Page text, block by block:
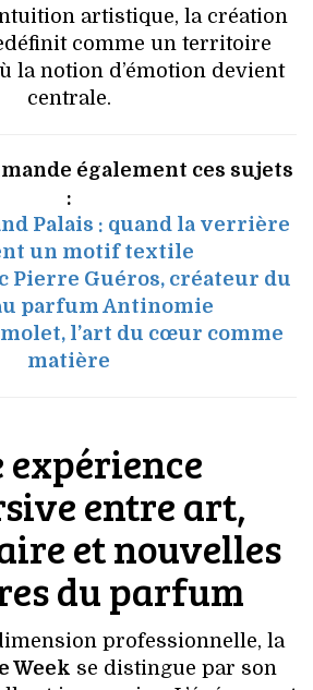
artistique, la création
comme un territoire
la notion d’émotion devient
centrale.
également ces sujets
:
Palais : quand la verrière
un motif textile
Pierre Guéros, créateur du
parfum Antinomie
l’art du cœur comme
matière
expérience
entre art,
et nouvelles
du parfum
professionnelle, la
Week se distingue par son